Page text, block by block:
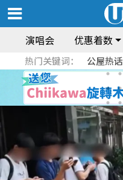
演唱会 优惠着数
热门关键词： 公屋热话